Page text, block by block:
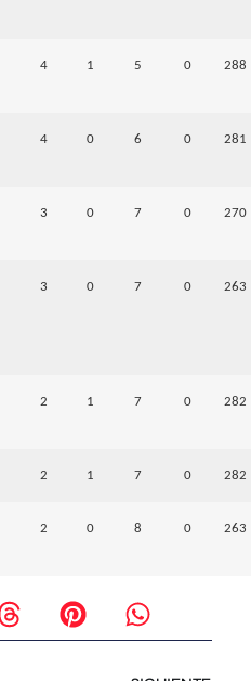
4 1 5 0 288
4 0 6 0 281
3 0 7 0 270
3 0 7 0 263
2 1 7 0 282
2 1 7 0 282
2 0 8 0 263